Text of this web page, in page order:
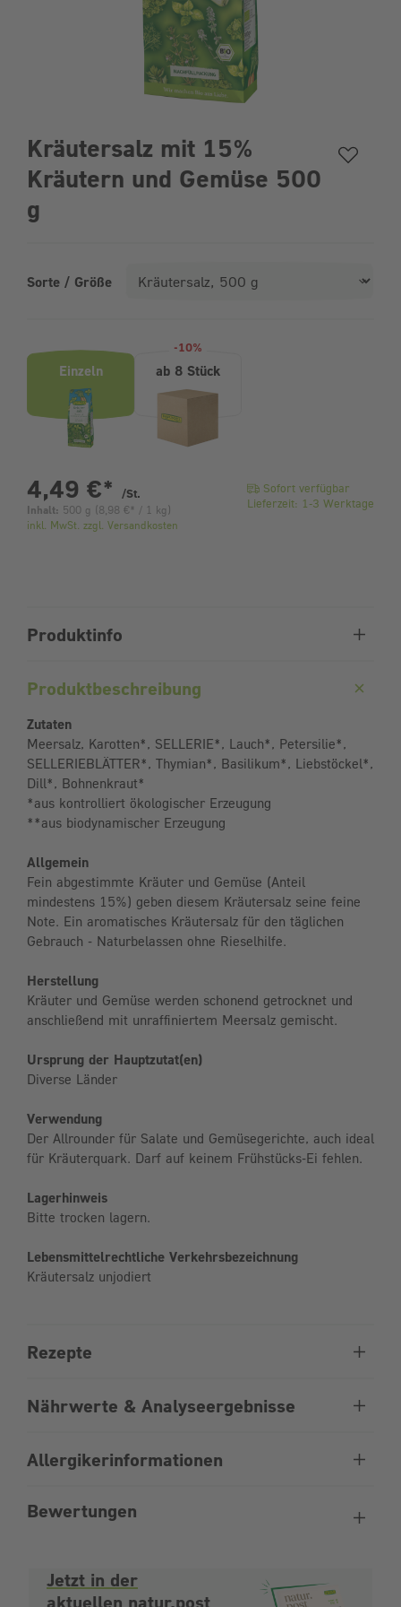
Kräutersalz mit 15%
Kräutern und Gemüse 500
g
Sorte / Größe
Einzeln
-10%
ab 8 Stück
4,49 €* /St.
Inhalt: 500 g ( 8,98 € * / 1 kg)
inkl. MwSt. zzgl. Versandkosten
Sofort verfügbar
Lieferzeit: 1-3 Werktage
Produktinfo
Produktbeschreibung
Zutaten
Meersalz, Karotten*, SELLERIE*, Lauch*, Petersilie*,
SELLERIEBLÄTTER*, Thymian*, Basilikum*, Liebstöckel*,
Dill*, Bohnenkraut*
*aus kontrolliert ökologischer Erzeugung
**aus biodynamischer Erzeugung
Allgemein
Fein abgestimmte Kräuter und Gemüse (Anteil
mindestens 15%) geben diesem Kräutersalz seine feine
Note. Ein aromatisches Kräutersalz für den täglichen
Gebrauch - Naturbelassen ohne Rieselhilfe.
Herstellung
Kräuter und Gemüse werden schonend getrocknet und
anschließend mit unraffiniertem Meersalz gemischt.
Ursprung der Hauptzutat(en)
Diverse Länder
Verwendung
Der Allrounder für Salate und Gemüsegerichte, auch ideal
für Kräuterquark. Darf auf keinem Frühstücks-Ei fehlen.
Lagerhinweis
Bitte trocken lagern.
Lebensmittelrechtliche Verkehrsbezeichnung
Kräutersalz unjodiert
Rezepte
Nährwerte & Analyseergebnisse
Allergikerinformationen
Bewertungen
Jetzt in der
aktuellen natur.post